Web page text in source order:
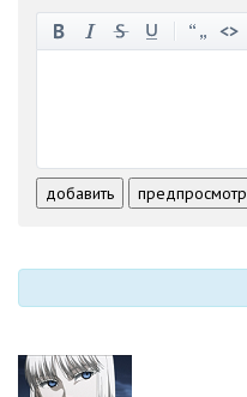
-
-
добавить предпросмотр